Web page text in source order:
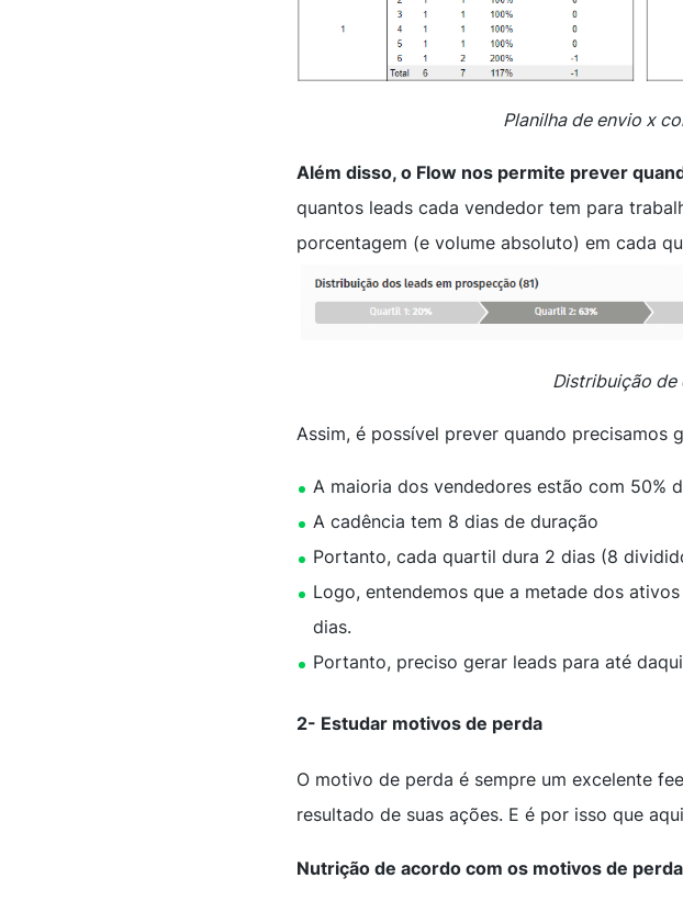
Planilha de envio x
Além disso, o Flow nos permite prever
quantos leads cada vendedor tem para
porcentagem (e volume absoluto) em cada
Distribuição
Assim, é possível prever quando
A maioria dos vendedores estão com 50%
A cadência tem 8 dias de duração
Portanto, cada quartil dura 2 dias (8
Logo, entendemos que a metade dos
dias.
Portanto, preciso gerar leads para até
2- Estudar motivos de perda
O motivo de perda é sempre um excelente
resultado de suas ações. E é por isso que
Nutrição de acordo com os motivos de perda